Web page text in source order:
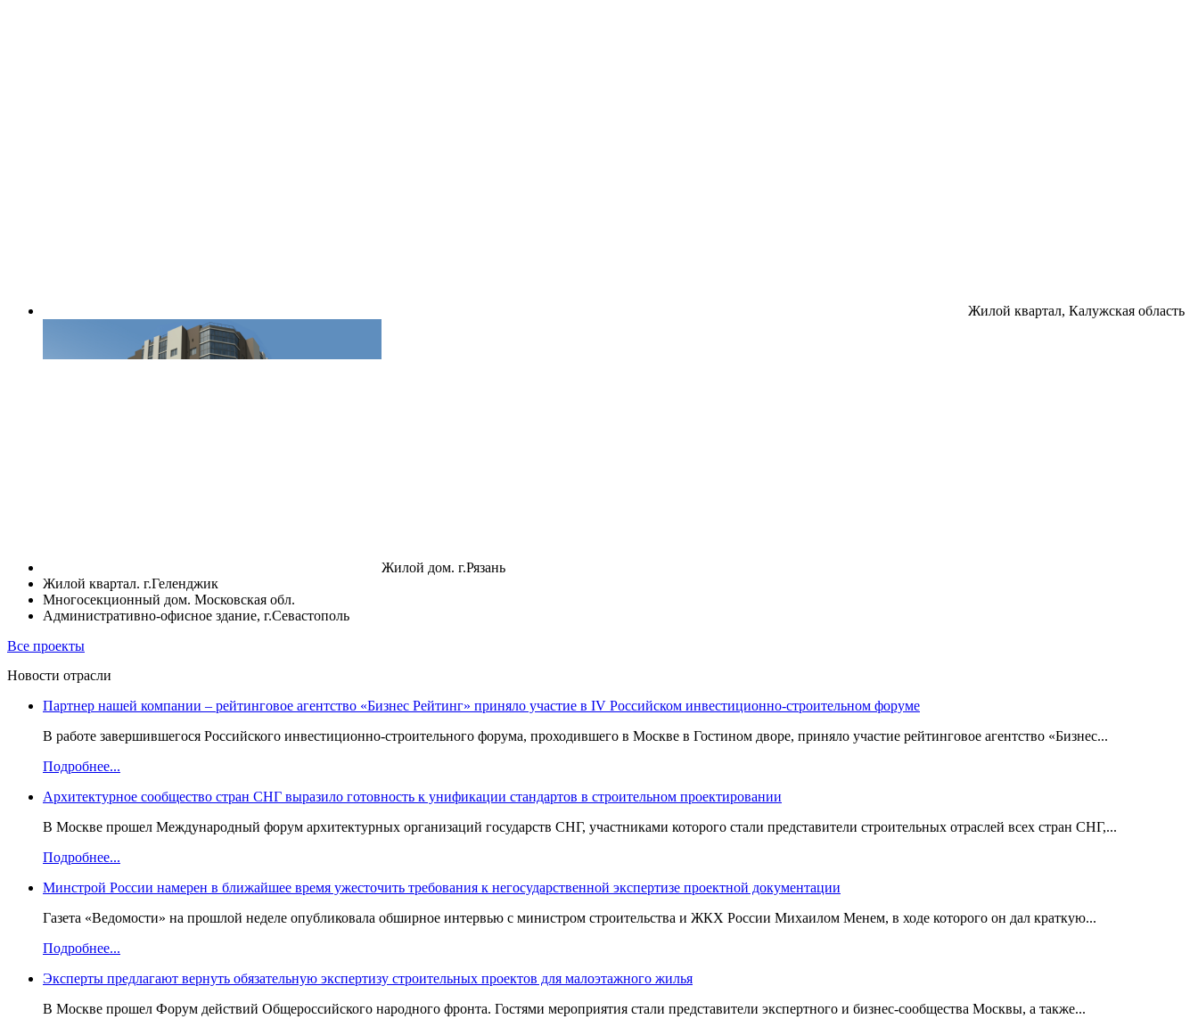
Жилой квартал, Калужская область
Жилой дом. г.Рязань
Жилой квартал. г.Геленджик
Многосекционный дом. Московская обл.
Административно-офисное здание, г.Севастополь
Все проекты
Новости отрасли
Партнер нашей компании – рейтинговое агентство «Бизнес Рейтинг» приняло участие в IV Российском инвестиционно-строительном форуме
В работе завершившегося Российского инвестиционно-строительного форума, проходившего в Москве в Гостином дворе, приняло участие рейтинговое агентство «Бизнес...
Подробнее...
Архитектурное сообщество стран СНГ выразило готовность к унификации стандартов в строительном проектировании
В Москве прошел Международный форум архитектурных организаций государств СНГ, участниками которого стали представители строительных отраслей всех стран СНГ,...
Подробнее...
Минстрой России намерен в ближайшее время ужесточить требования к негосударственной экспертизе проектной документации
Газета «Ведомости» на прошлой неделе опубликовала обширное интервью с министром строительства и ЖКХ России Михаилом Менем, в ходе которого он дал краткую...
Подробнее...
Эксперты предлагают вернуть обязательную экспертизу строительных проектов для малоэтажного жилья
В Москве прошел Форум действий Общероссийского народного фронта. Гостями мероприятия стали представители экспертного и бизнес-сообщества Москвы, а также...